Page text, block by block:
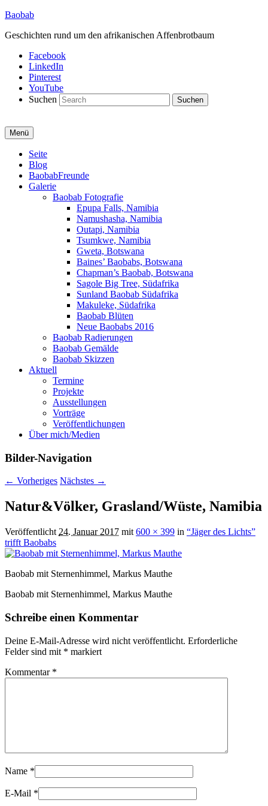
Baobab
Geschichten rund um den afrikanischen Affenbrotbaum
Facebook
LinkedIn
Pinterest
YouTube
Suchen
Menü
Primäres
Menü
Seite
Blog
BaobabFreunde
Galerie
Baobab Fotografie
Epupa Falls, Namibia
Namushasha, Namibia
Outapi, Namibia
Tsumkwe, Namibia
Gweta, Botswana
Baines’ Baobabs, Botswana
Chapman’s Baobab, Botswana
Sagole Big Tree, Südafrika
Sunland Baobab Südafrika
Makuleke, Südafrika
Baobab Blüten
Neue Baobabs 2016
Baobab Radierungen
Baobab Gemälde
Baobab Skizzen
Aktuell
Termine
Projekte
Ausstellungen
Vorträge
Veröffentlichungen
Über mich/Medien
Bilder-Navigation
← Vorheriges Nächstes →
Natur&Völker, Grasland/Wüste, Namibia
Veröffentlicht 24. Januar 2017 mit 600 × 399 in “Jäger des Lichts”
trifft Baobabs
Baobab mit Sternenhimmel, Markus Mauthe
Baobab mit Sternenhimmel, Markus Mauthe
Schreibe einen Kommentar
Deine E-Mail-Adresse wird nicht veröffentlicht. Erforderliche
Felder sind mit * markiert
Kommentar *
Name *
E-Mail *